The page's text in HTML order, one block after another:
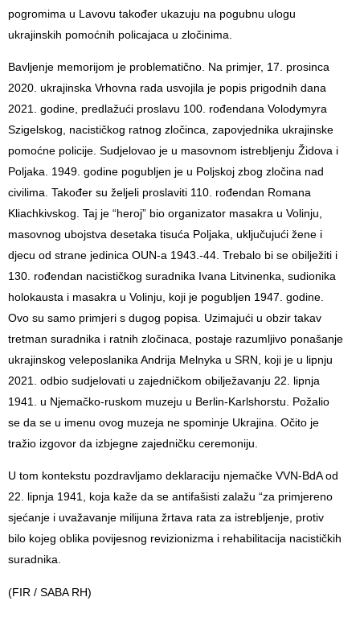
pogromima u Lavovu također ukazuju na pogubnu ulogu
ukrajinskih pomoćnih policajaca u zločinima.
Bavljenje memorijom je problematično. Na primjer, 17. prosinca
2020. ukrajinska Vrhovna rada usvojila je popis prigodnih dana
2021. godine, predlažući proslavu 100. rođendana Volodymyra
Szigelskog, nacističkog ratnog zločinca, zapovjednika ukrajinske
pomoćne policije. Sudjelovao je u masovnom istrebljenju Židova i
Poljaka. 1949. godine pogubljen je u Poljskoj zbog zločina nad
civilima. Također su željeli proslaviti 110. rođendan Romana
Kliachkivskog. Taj je “heroj” bio organizator masakra u Volinju,
masovnog ubojstva desetaka tisuća Poljaka, uključujući žene i
djecu od strane jedinica OUN-a 1943.-44. Trebalo bi se obilježiti i
130. rođendan nacističkog suradnika Ivana Litvinenka, sudionika
holokausta i masakra u Volinju, koji je pogubljen 1947. godine.
Ovo su samo primjeri s dugog popisa. Uzimajući u obzir takav
tretman suradnika i ratnih zločinaca, postaje razumljivo ponašanje
ukrajinskog veleposlanika Andrija Melnyka u SRN, koji je u lipnju
2021. odbio sudjelovati u zajedničkom obilježavanju 22. lipnja
1941. u Njemačko-ruskom muzeju u Berlin-Karlshorstu. Požalio
se da se u imenu ovog muzeja ne spominje Ukrajina. Očito je
tražio izgovor da izbjegne zajedničku ceremoniju.
U tom kontekstu pozdravljamo deklaraciju njemačke VVN-BdA od
22. lipnja 1941, koja kaže da se antifašisti zalažu “za primjereno
sjećanje i uvažavanje milijuna žrtava rata za istrebljenje, protiv
bilo kojeg oblika povijesnog revizionizma i rehabilitacija nacističkih
suradnika.
(FIR / SABA RH)